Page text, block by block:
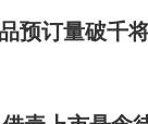
预订量破千